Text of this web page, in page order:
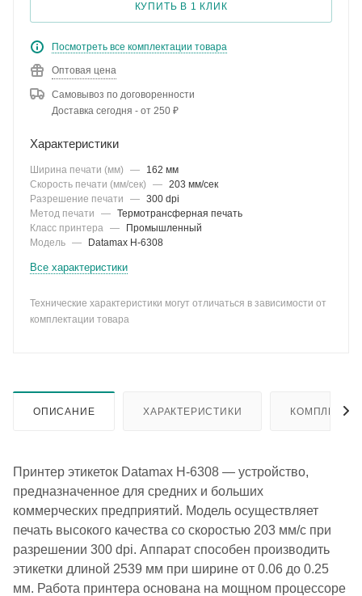
КУПИТЬ В 1 КЛИК
Посмотреть все комплектации товара
Оптовая цена
Самовывоз по договоренности
Доставка сегодня - от 250 ₽
Характеристики
Ширина печати (мм) —
162 мм
Скорость печати (мм/сек)
— 203 мм/сек
Разрешение печати
— 300 dpi
Метод печати
— Термотрансферная печать
Класс принтера —
Промышленный
Модель — Datamax H-6308
Все характеристики
Технические характеристики могут отличаться в зависимости от
комплектации товара
ОПИСАНИЕ ХАРАКТЕРИСТИКИ
Принтер этикеток Datamax H-6308 — устройство,
предназначенное для средних и больших
коммерческих предприятий. Модель осуществляет
печать высокого качества со скоростью 203 мм/с при
разрешении 300 dpi. Аппарат способен производить
этикетки длиной 2539 мм при ширине от 0.06 до 0.25
мм. Работа принтера основана на мощном процессоре